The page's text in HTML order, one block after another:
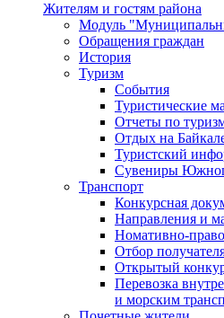
Жителям и гостям района
Модуль
Обращения граждан
История
Туризм
События
Туристические
Отчеты по
Отдых на
Туристский
Сувениры
Транспорт
Конкурсная
Направления и
Номативно-
Отбор
Открытый
Перевозка
и морским